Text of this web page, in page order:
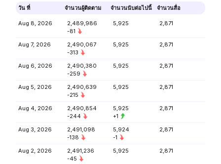
วัน ที่ จำนวนผู้ติดตาม จำนวนนับต่อไปนี้ จำนวนสื่อ
Aug 8, 2026
2,489,986
-81
5,925 2,871
Aug 7, 2026
2,490,067
-313
5,925 2,871
Aug 6, 2026
2,490,380
-259
5,925 2,871
Aug 5, 2026
2,490,639
-215
5,925 2,871
Aug 4, 2026
2,490,854
-244
5,925
+1
2,871
Aug 3, 2026
2,491,098
-138
5,924
-1
2,871
Aug 2, 2026
2,491,236
-45
5,925 2,871